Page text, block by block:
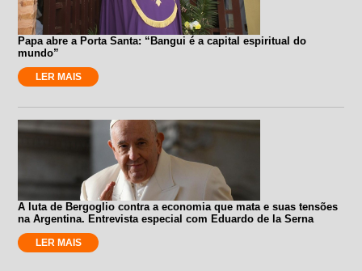
Papa abre a Porta Santa: “Bangui é a capital espiritual do
mundo”
LER MAIS
A luta de Bergoglio contra a economia que mata e suas tensões
na Argentina. Entrevista especial com Eduardo de la Serna
LER MAIS